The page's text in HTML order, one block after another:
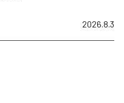
2026.8.3